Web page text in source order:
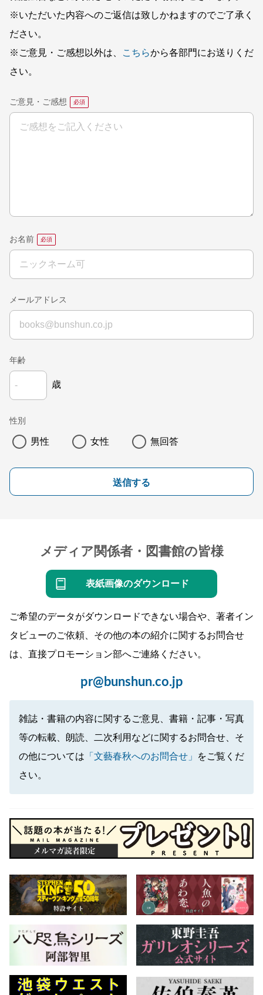
※いただいた内容へのご返信は致しかねますのでご了承く
ださい。
※ご意見・ご感想以外は、
こちらから各部門にお送りくだ
さい。
ご意見・ご感想
お名前
メールアドレス
年齢
歳
性別
男性 女性 無回答
送信する
メディア関係者・図書館の皆様
表紙画像のダウンロード
ご希望のデータがダウンロードできない場合や、著者イン
タビューのご依頼、その他の本の紹介に関するお問合せ
は、直接プロモーション部へご連絡ください。
pr@bunshun.co.jp
雑誌・書籍の内容に関するご意見、書籍・記事・写真
等の転載、朗読、二次利用などに関するお問合せ、そ
の他については 「文藝春秋へのお問合せ」
をご覧くだ
さい。